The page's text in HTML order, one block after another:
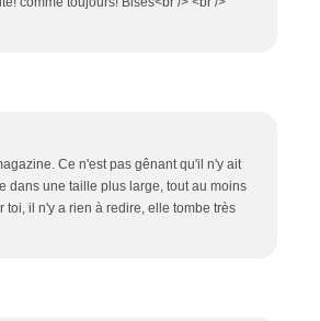
Ce n'est pas gênant qu'il n'y ait
dans une taille plus large, tout au moins
il n'y a rien à redire, elle tombe très